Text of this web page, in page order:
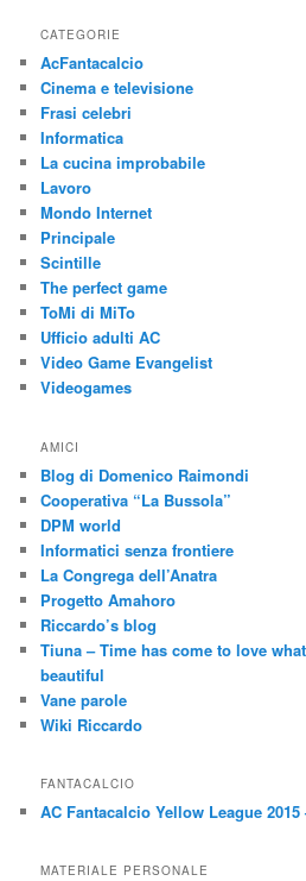
CATEGORIE
AcFantacalcio
Cinema e televisione
Frasi celebri
Informatica
La cucina improbabile
Lavoro
Mondo Internet
Principale
Scintille
The perfect game
ToMi di MiTo
Ufficio adulti AC
Video Game Evangelist
Videogames
AMICI
Blog di Domenico Raimondi
Cooperativa “La Bussola”
DPM world
Informatici senza frontiere
La Congrega dell’Anatra
Progetto Amahoro
Riccardo’s blog
Tiuna – Time has come to love
beautiful
Vane parole
Wiki Riccardo
FANTACALCIO
AC Fantacalcio Yellow League 2015
MATERIALE PERSONALE